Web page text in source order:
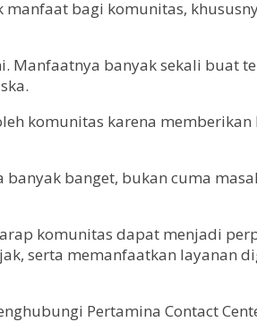
bagi komunitas,
Manfaatnya banyak sekali buat
komunitas karena
banget, bukan cuma
komunitas dapat menjadi
serta memanfaatkan layanan
Pertamina Contact